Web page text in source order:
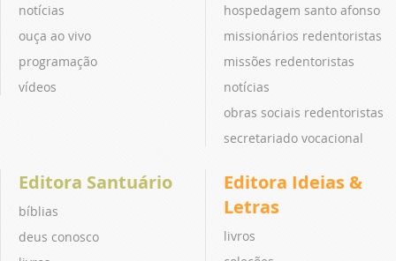
notícias
ouça ao vivo
programação
vídeos
hospedagem santo afonso
missionários redentoristas
missões redentoristas
notícias
obras sociais redentoristas
secretariado vocacional
Editora Santuário
bíblias
deus conosco
Editora Ideias &
Letras
livros